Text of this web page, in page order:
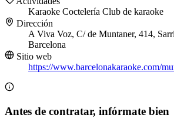
Karaoke Coctelería Club de karaoke
Dirección
A Viva Voz, C/ de Muntaner, 414,
Barcelona
Sitio web
https://www.barcelonakaraoke.com/
Antes de contratar, infórmate bien